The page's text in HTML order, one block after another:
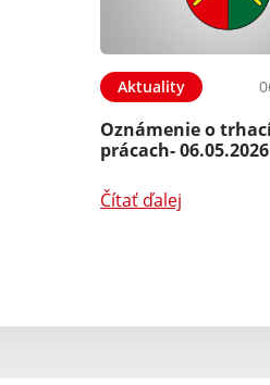
Aktuality
Oznámenie o
prácach- 06.05.2026
Čítať ďalej